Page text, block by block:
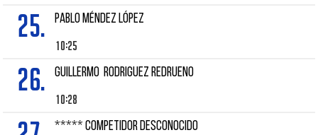
25. PABLO MÉNDEZ LÓPEZ
10:25
26. Guillermo RODRIGUEZ REDRUENO
10:28
***** COMPETIDOR DESCONOCIDO